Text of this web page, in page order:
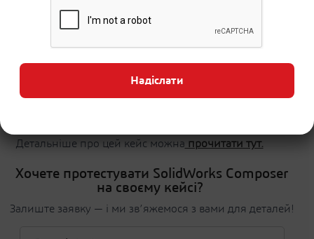
користувачеві таку ж можливість зрозуміти
продукт, як і досвідченому користувачеві
Детальніше про цей кейс можна прочитати тут.
Хочете протестувати SolidWorks Composer
на своєму кейсі?
Залиште заявку — і ми зв’яжемося з вами для деталей!
Надіслати